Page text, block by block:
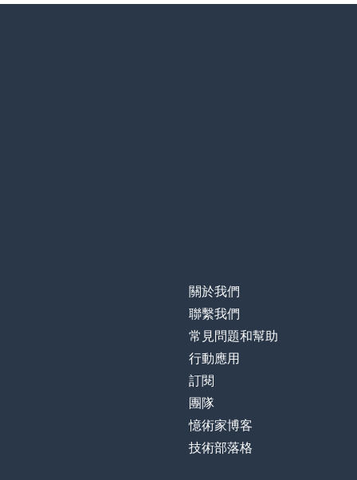
關於我們
聯繫我們
常見問題和幫助
行動應用
訂閱
團隊
憶術家博客
技術部落格